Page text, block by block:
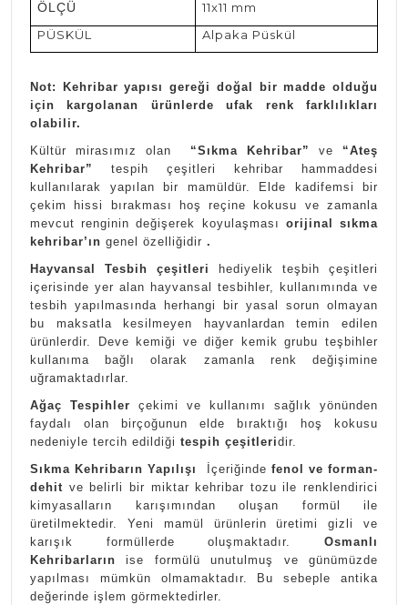
ÖLÇÜ
11x11 mm
PÜSKÜL
Alpaka Püskül
Not: Kehribar yapısı gereği doğal bir madde olduğu
için kargolanan ürünlerde ufak renk farklılıkları
olabilir.
Kültür mirasımız olan “Sıkma Kehribar” ve “Ateş
Kehribar” tespih çeşitleri kehribar hammaddesi
kullanılarak yapılan bir mamüldür. Elde kadifemsi bir
çekim hissi bırakması hoş reçine kokusu ve zamanla
mevcut renginin değişerek koyulaşması orijinal sıkma
kehribar’ın genel özelliğidir .
Hayvansal Tesbih çeşitleri
hediyelik teşbih çeşitleri
içerisinde yer alan hayvansal tesbihler, kullanımında ve
tesbih yapılmasında herhangi bir yasal sorun olmayan
bu maksatla kesilmeyen hayvanlardan temin edilen
ürünlerdir. Deve kemiği ve diğer kemik grubu teşbihler
kullanıma bağlı olarak zamanla renk değişimine
uğramaktadırlar.
Ağaç Tespihler çekimi ve kullanımı sağlık yönünden
faydalı olan birçoğunun elde bıraktığı hoş kokusu
nedeniyle tercih edildiği tespih çeşitleridir.
Sıkma Kehribarın Yapılışı
İçeriğinde fenol ve forman-
dehit ve belirli bir miktar kehribar tozu ile renklendirici
kimyasalların karışımından oluşan formül ile
üretilmektedir. Yeni mamül ürünlerin üretimi gizli ve
karışık formüllerde oluşmaktadır. Osmanlı
Kehribarların ise formülü unutulmuş ve günümüzde
yapılması mümkün olmamaktadır. Bu sebeple antika
değerinde işlem görmektedirler.